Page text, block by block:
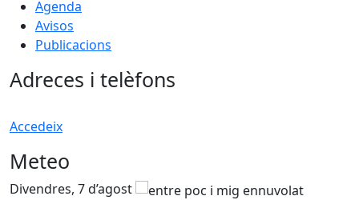
Agenda
Avisos
Publicacions
Adreces i telèfons
Accedeix
Meteo
Divendres, 7 d’agost